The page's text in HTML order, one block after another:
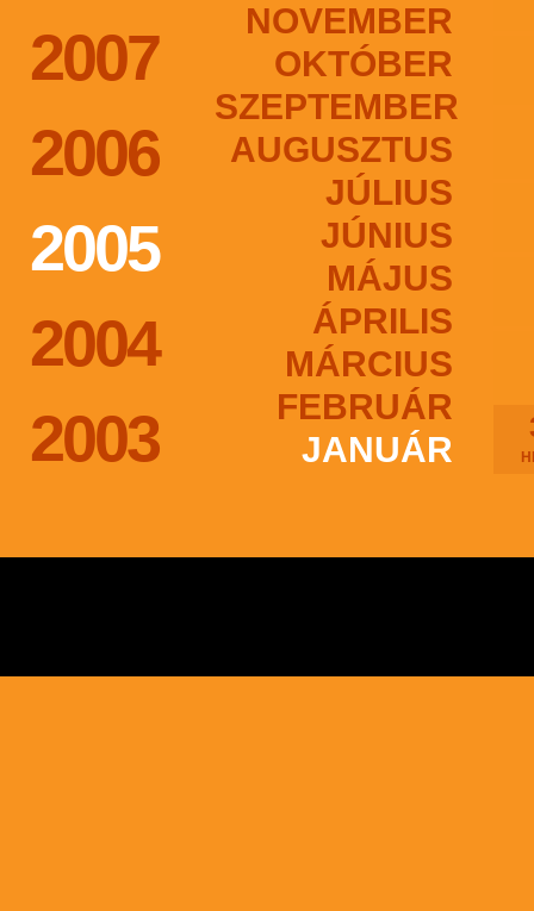
2007
2006
2005
2004
2003
NOVEMBER
OKTÓBER
SZEPTEMBER
AUGUSZTUS
JÚLIUS
JÚNIUS
MÁJUS
ÁPRILIS
MÁRCIUS
FEBRUÁR
JANUÁR